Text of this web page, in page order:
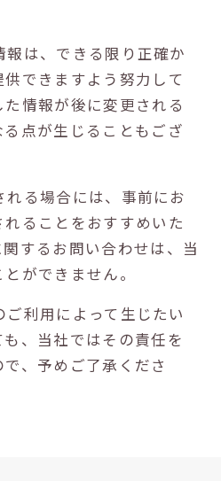
報は、できる限り正確か
できますよう努力して
情報が後に変更される
点が生じることもござ
れる場合には、事前にお
ることをおすすめいた
するお問い合わせは、当
ができません。
ご利用によって生じたい
、当社ではその責任を
、予めご了承くださ